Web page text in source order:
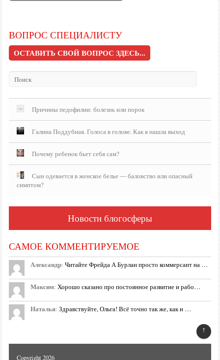
ВОПРОС СПЕЦИАЛИСТУ
ОСТАВИТЬ СВОЙ ВОПРОС ЗДЕСЬ...
Причины педофилии: болезнь или порок
Галина Поддубная. Голоса в голове. Как я нашла выход
Почему ребенок бьет себя сам?
Сын одевается в женское белье — баловство или опасный
симптом?
Новости блогосферы
САМОЕ КОММЕНТИРУЕМОЕ
Александр: Читайте Фрейда А Бурлан просто коммерсант на …
Максим: Хорошо сказано про постоянное развитие и рабо…
Наталья: Здравствуйте, Ольга! Всё точно так же, как и …
Copyright 2026
↑